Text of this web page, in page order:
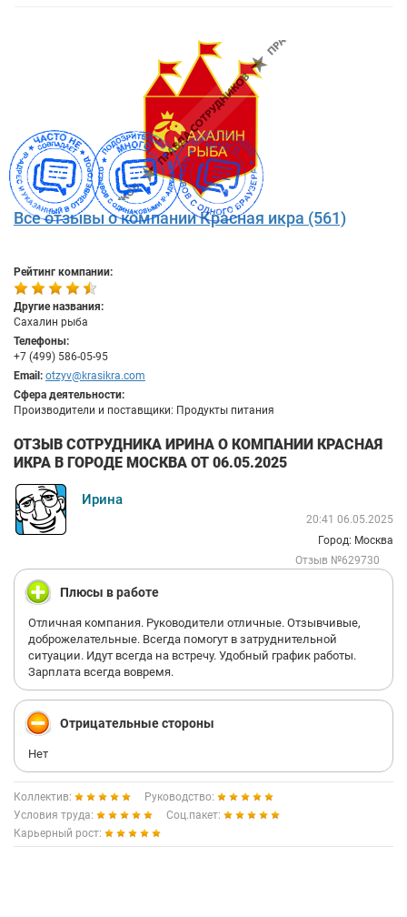
Все отзывы о компании Красная икра (561)
Рейтинг компании:
Другие названия:
Сахалин рыба
Телефоны:
+7 (499) 586-05-95
Email: otzyv@krasikra.com
Сфера деятельности:
Производители и поставщики: Продукты питания
ОТЗЫВ СОТРУДНИКА ИРИНА О КОМПАНИИ КРАСНАЯ
ИКРА В ГОРОДЕ МОСКВА ОТ 06.05.2025
Ирина
20:41 06.05.2025
Город: Москва
Отзыв №629730
Плюсы в работе
Отличная компания. Руководители отличные. Отзывчивые,
доброжелательные. Всегда помогут в затруднительной
ситуации. Идут всегда на встречу. Удобный график работы.
Зарплата всегда вовремя.
Отрицательные стороны
Нет
Коллектив:
Руководство:
Условия труда:
Соц.пакет:
Карьерный рост: